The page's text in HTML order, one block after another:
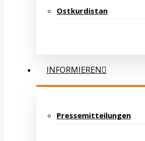
Ostkurdistan
INFORMIEREN
Pressemitteilungen